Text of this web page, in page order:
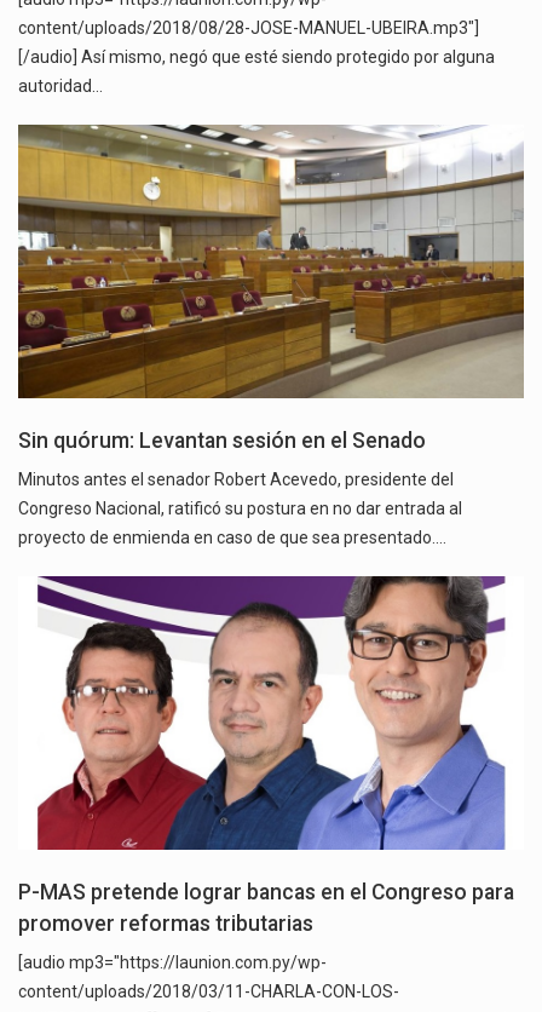
content/uploads/2018/08/28-JOSE-MANUEL-UBEIRA.mp3"]
[/audio] Así mismo, negó que esté siendo protegido por alguna
autoridad…
Sin quórum: Levantan sesión en el Senado
Minutos antes el senador Robert Acevedo, presidente del
Congreso Nacional, ratificó su postura en no dar entrada al
proyecto de enmienda en caso de que sea presentado.…
P-MAS pretende lograr bancas en el Congreso para
promover reformas tributarias
[audio mp3="https://launion.com.py/wp-
content/uploads/2018/03/11-CHARLA-CON-LOS-